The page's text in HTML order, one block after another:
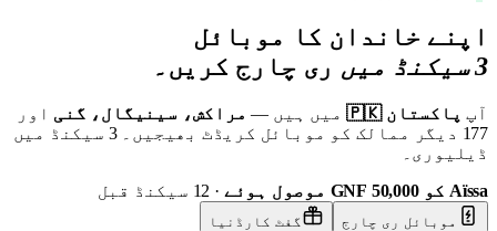
اپنے خاندان کا موبائل
3 سیکنڈ میں
ری چارج کریں۔
آپ پاکستان 🇵🇰 میں ہیں — مراکش، سینیگال، گنی اور
177 دیگر ممالک کو موبائل کریڈٹ بھیجیں۔ 3 سیکنڈ میں
ڈیلیوری۔
Aïssa کو 50,000 GNF موصول ہوئے
· 12 سیکنڈ قبل
موبائل ری چارج گفٹ کارڈ نیا